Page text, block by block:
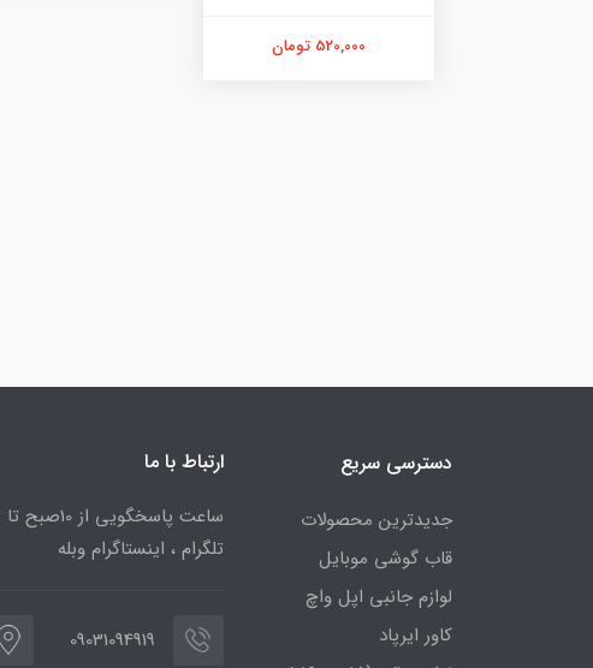
520,000 تومان
دسترسی سریع
جدیدترین محصولات
قاب گوشی موبایل
لوازم جانبی اپل واچ
کاور ایرپاد
ارتباط با ما
تلگرام ، اینستاگرام وبله
09031094919